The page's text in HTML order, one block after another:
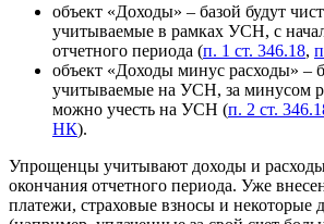
объект «Доходы» – базой будут
учитываемые в рамках УСН, с
отчетного периода (п. 1 ст. 346.18,
объект «Доходы минус расходы» –
учитываемые на УСН, за минусом
можно учесть на УСН (п. 2 ст.
НК).
Упрощенцы учитывают доходы и расходы
окончания отчетного периода. Уже
платежи, страховые взносы и некоторые